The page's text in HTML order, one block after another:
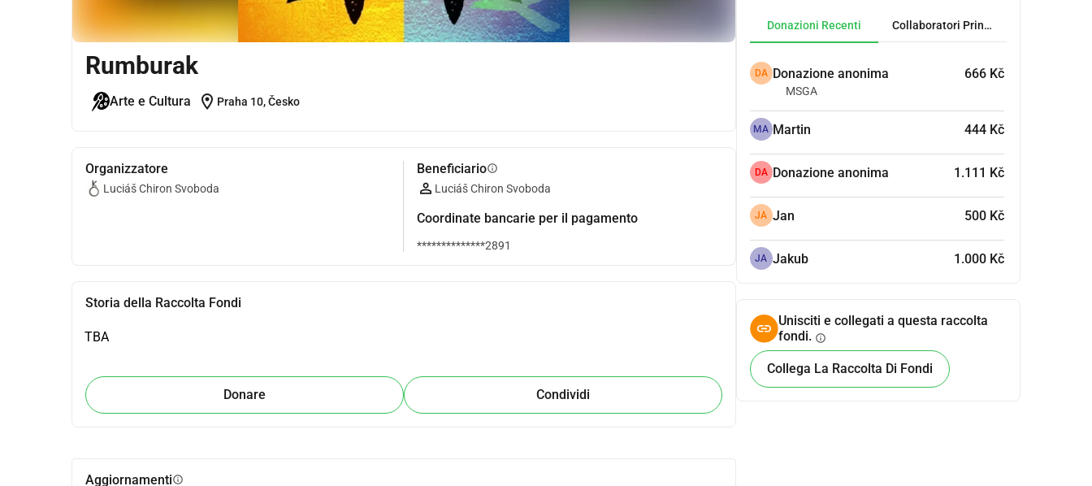
Rumburak
Arte e Cultura location_on Praha 10, Česko
Organizzatore
Luciáš Chiron Svoboda
Beneficiarioinfo
Luciáš Chiron Svoboda
Coordinate bancarie per il pagamento
**************2891
Storia della Raccolta Fondi
TBA
Donare Condividi
Aggiornamentiinfo
Donazioni Recenti Collaboratori Principali
DA Donazione anonima 666 Kč
MSGA
MA Martin 444 Kč
DA Donazione anonima 1.111 Kč
JA Jan 500 Kč
JA Jakub 1.000 Kč
Unisciti e collegati a questa raccolta
fondi. info
Collega La Raccolta Di Fondi